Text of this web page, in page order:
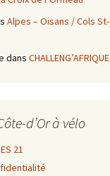
Alpes – Oisans / Cols
dans CHALLENG’AFRIQUE
d’Or à vélo
21